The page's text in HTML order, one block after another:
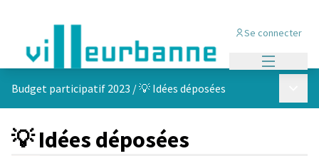
Se connecter
Budget participatif 2023 /💡 Idées déposées
💡 Idées déposées